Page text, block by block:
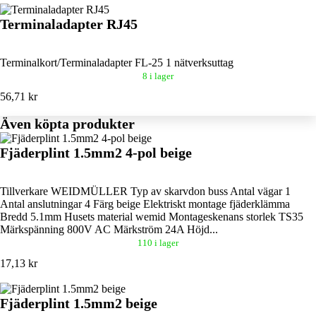
Terminaladapter RJ45
Terminalkort/Terminaladapter FL-25 1 nätverksuttag
8 i lager
56,71 kr
Även köpta produkter
Fjäderplint 1.5mm2 4-pol beige
Tillverkare WEIDMÜLLER Typ av skarvdon buss Antal vägar 1
Antal anslutningar 4 Färg beige Elektriskt montage fjäderklämma
Bredd 5.1mm Husets material wemid Montageskenans storlek TS35
Märkspänning 800V AC Märkström 24A Höjd...
110 i lager
17,13 kr
Fjäderplint 1.5mm2 beige